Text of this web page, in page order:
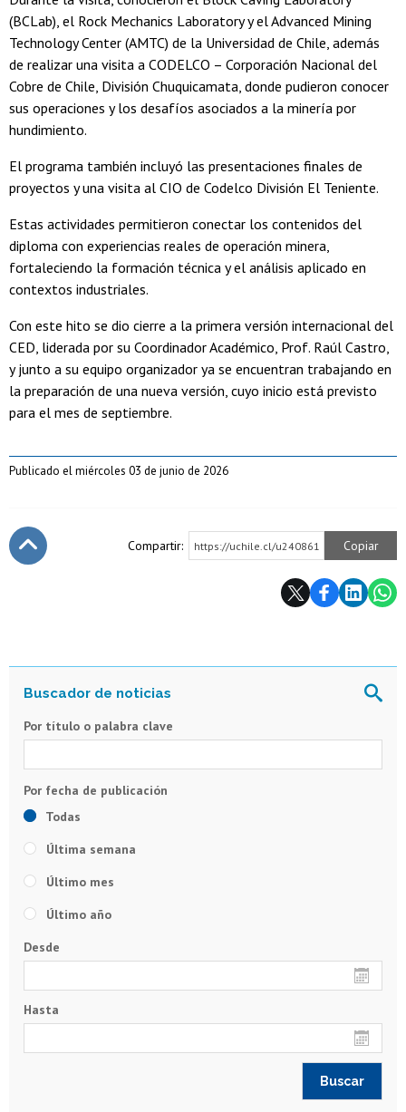
(BCLab), el Rock Mechanics Laboratory y el Advanced Mining
Technology Center (AMTC) de la Universidad de Chile, además
de realizar una visita a CODELCO – Corporación Nacional del
Cobre de Chile, División Chuquicamata, donde pudieron conocer
sus operaciones y los desafíos asociados a la minería por
hundimiento.
El programa también incluyó las presentaciones finales de
proyectos y una visita al CIO de Codelco División El Teniente.
Estas actividades permitieron conectar los contenidos del
diploma con experiencias reales de operación minera,
fortaleciendo la formación técnica y el análisis aplicado en
contextos industriales.
Con este hito se dio cierre a la primera versión internacional del
CED, liderada por su Coordinador Académico, Prof. Raúl Castro,
y junto a su equipo organizador ya se encuentran trabajando en
la preparación de una nueva versión, cuyo inicio está previsto
para el mes de septiembre.
Publicado el miércoles 03 de junio de 2026
Compartir: https://uchile.cl/u240861 Copiar
Por título o palabra clave
Todas
Última semana
Último mes
Último año
Desde
Hasta